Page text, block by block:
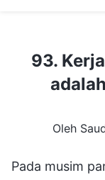
93.
Oleh
Pada musim